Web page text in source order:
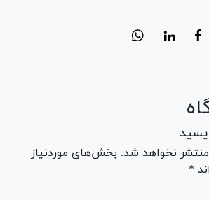
نخواهد شد. بخش‌های موردنیاز
*